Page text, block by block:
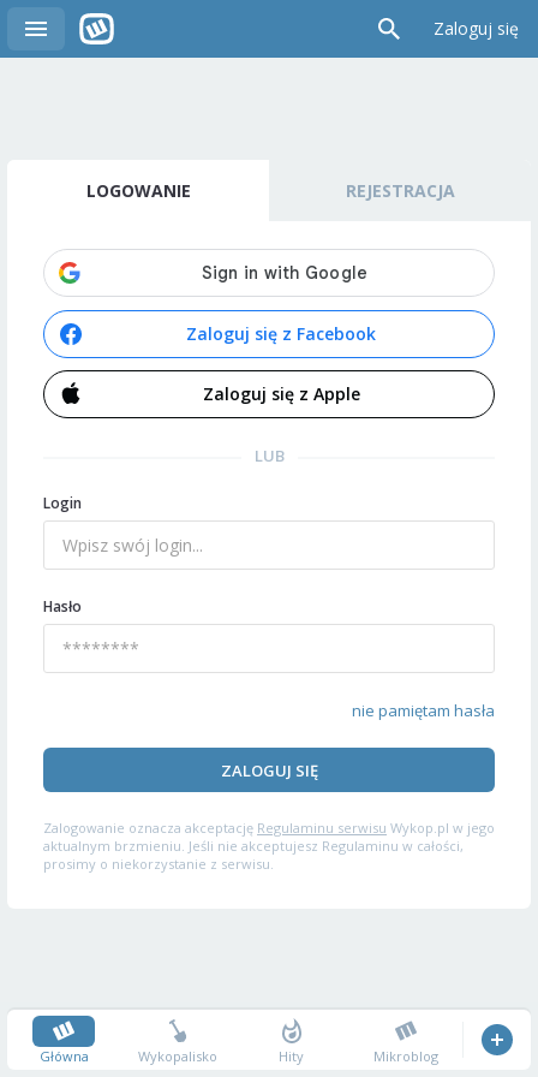
Zaloguj się
LOGOWANIE REJESTRACJA
Zaloguj się z Facebook
Zaloguj się z Apple
LUB
Login
Hasło
nie pamiętam hasła
ZALOGUJ SIĘ
Zalogowanie oznacza akceptację Regulaminu serwisu Wykop.pl w jego
aktualnym brzmieniu. Jeśli nie akceptujesz Regulaminu w całości,
prosimy o niekorzystanie z serwisu.
Główna Wykopalisko Hity Mikroblog